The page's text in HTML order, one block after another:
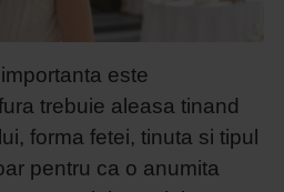
este
trebuie aleasa tinand
forma fetei, tinuta si tipul
pentru ca o anumita